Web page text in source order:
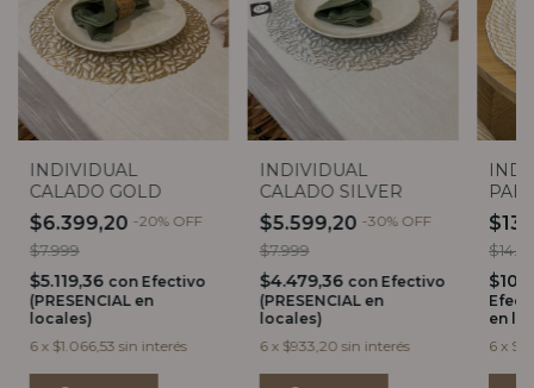
INDIVIDUAL
CALADO GOLD
$6.399,20 -20% OFF
$7.999
$5.119,36 con Efectivo
(PRESENCIAL en
locales)
6 x $1.066,53 sin interés
INDIVIDUAL
CALADO SILVER
$5.599,20 -30% OFF
$7.999
$4.479,36 con Efectivo
(PRESENCIAL en
locales)
6 x $933,20 sin interés
en
6 x